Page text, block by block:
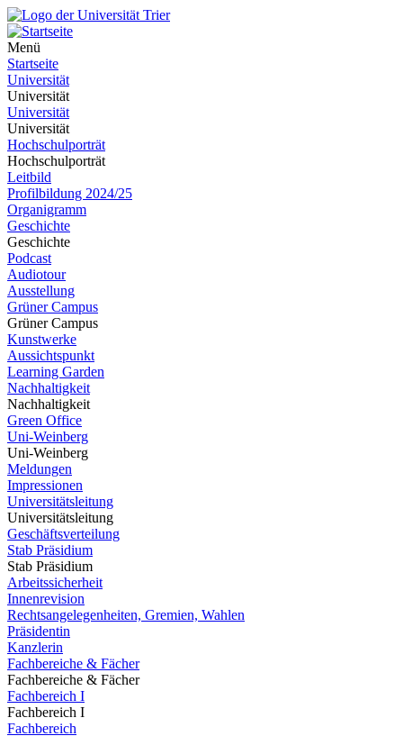
Menü
Startseite
Universität
Universität
Universität
Universität
Hochschulporträt
Hochschulporträt
Leitbild
Profilbildung 2024/25
Organigramm
Geschichte
Geschichte
Podcast
Audiotour
Ausstellung
Grüner Campus
Grüner Campus
Kunstwerke
Aussichtspunkt
Learning Garden
Nachhaltigkeit
Nachhaltigkeit
Green Office
Uni-Weinberg
Uni-Weinberg
Meldungen
Impressionen
Universitätsleitung
Universitätsleitung
Geschäftsverteilung
Stab Präsidium
Stab Präsidium
Arbeitssicherheit
Innenrevision
Rechtsangelegenheiten, Gremien, Wahlen
Präsidentin
Kanzlerin
Fachbereiche & Fächer
Fachbereiche & Fächer
Fachbereich I
Fachbereich I
Fachbereich